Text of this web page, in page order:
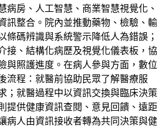
病房、人工智慧、商業智慧視覺化、
訊整合。院內並推動藥物、檢驗、輸
條碼辨識與系統警示降低人為錯誤；
接、結構化病歷及視覺化儀表板，協
與照護進度。在病人參與方面，數位
流程：就醫前協助民眾了解醫療服
；就醫過程中以資訊交換與臨床決策
提供健康資訊查閱、意見回饋、遠距
病人由資訊接收者轉為共同決策與健